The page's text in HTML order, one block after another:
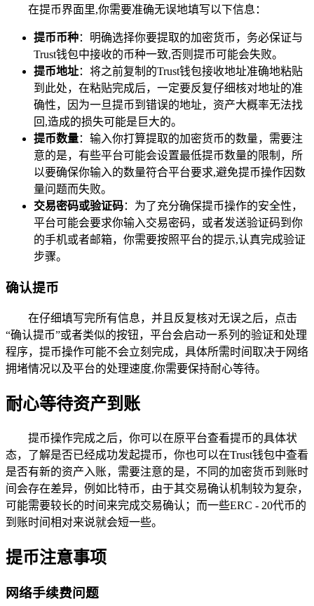
在提币界面里,你需要准确无误地填写以下信息：
提币币种：明确选择你要提取的加密货币，务必保证与
Trust钱包中接收的币种一致,否则提币可能会失败。
提币地址：将之前复制的Trust钱包接收地址准确地粘贴
到此处，在粘贴完成后，一定要反复仔细核对地址的准
确性，因为一旦提币到错误的地址，资产大概率无法找
回,造成的损失可能是巨大的。
提币数量：输入你打算提取的加密货币的数量，需要注
意的是，有些平台可能会设置最低提币数量的限制，所
以要确保你输入的数量符合平台要求,避免提币操作因数
量问题而失败。
交易密码或验证码：为了充分确保提币操作的安全性，
平台可能会要求你输入交易密码，或者发送验证码到你
的手机或者邮箱，你需要按照平台的提示,认真完成验证
步骤。
确认提币
在仔细填写完所有信息，并且反复核对无误之后，点击
“确认提币”或者类似的按钮，平台会启动一系列的验证和处理
程序，提币操作可能不会立刻完成，具体所需时间取决于网络
拥堵情况以及平台的处理速度,你需要保持耐心等待。
耐心等待资产到账
提币操作完成之后，你可以在原平台查看提币的具体状
态，了解是否已经成功发起提币，你也可以在Trust钱包中查看
是否有新的资产入账，需要注意的是，不同的加密货币到账时
间会存在差异，例如比特币，由于其交易确认机制较为复杂，
可能需要较长的时间来完成交易确认；而一些ERC - 20代币的
到账时间相对来说就会短一些。
提币注意事项
网络手续费问题